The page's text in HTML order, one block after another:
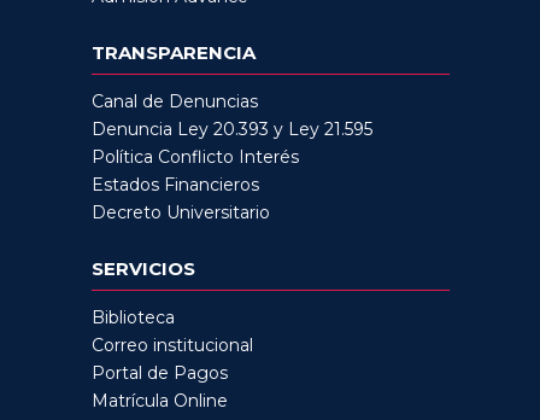
TRANSPARENCIA
Canal de Denuncias
Denuncia Ley 20.393 y Ley 21.595
Política Conflicto Interés
Estados Financieros
Decreto Universitario
SERVICIOS
Biblioteca
Correo institucional
Portal de Pagos
Matrícula Online